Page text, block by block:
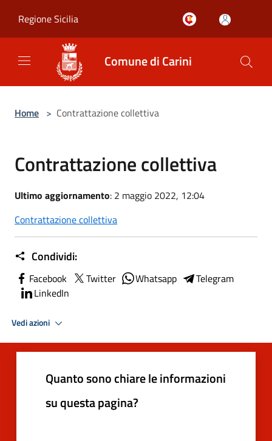
Regione Sicilia
Comune di Carini
Home > Contrattazione collettiva
Contrattazione collettiva
Ultimo aggiornamento: 2 maggio 2022, 12:04
Contrattazione collettiva
Condividi:
Facebook Twitter Whatsapp
Telegram
LinkedIn
Vedi azioni
Quanto sono chiare le informazioni
su questa pagina?